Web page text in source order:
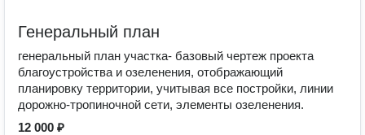
Генеральный план
генеральный план участка- базовый чертеж проекта
благоустройства и озеленения, отображающий
планировку территории, учитывая все постройки, линии
дорожно-тропиночной сети, элементы озеленения.
12 000 ₽